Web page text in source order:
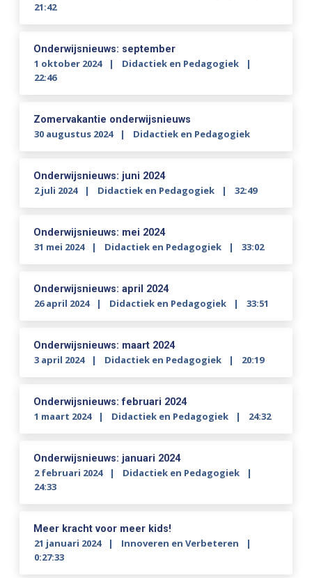
21:42
Onderwijsnieuws: september
1 oktober 2024
Didactiek en Pedagogiek
22:46
Zomervakantie onderwijsnieuws
30 augustus 2024 Didactiek en Pedagogiek
Onderwijsnieuws: juni 2024
2 juli 2024 Didactiek en Pedagogiek 32:49
Onderwijsnieuws: mei 2024
31 mei 2024 Didactiek en Pedagogiek 33:02
Onderwijsnieuws: april 2024
26 april 2024 Didactiek en Pedagogiek 33:51
Onderwijsnieuws: maart 2024
3 april 2024 Didactiek en Pedagogiek 20:19
Onderwijsnieuws: februari 2024
1 maart 2024 Didactiek en Pedagogiek 24:32
Onderwijsnieuws: januari 2024
2 februari 2024
Didactiek en Pedagogiek
24:33
Meer kracht voor meer kids!
21 januari 2024
Innoveren en Verbeteren
0:27:33